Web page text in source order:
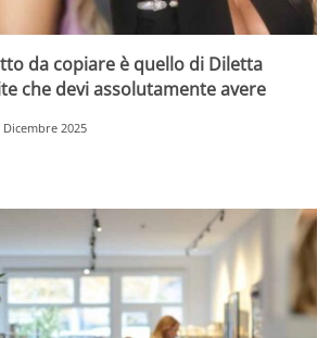
da copiare è quello di Diletta
che devi assolutamente avere
Dicembre 2025